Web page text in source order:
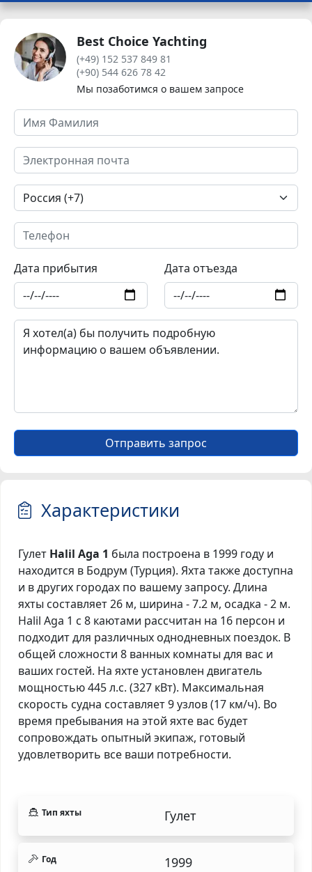
Best Choice Yachting
(+49) 152 537 849 81
(+90) 544 626 78 42
Мы позаботимся о вашем запросе
Дата прибытия Дата отъезда
Отправить запрос
Характеристики
Гулет Halil Aga 1 была построена в 1999 году и
находится в Бодрум (Турция). Яхта также доступна
и в других городах по вашему запросу. Длина
яхты составляет 26 м, ширина - 7.2 м, осадка - 2 м.
Halil Aga 1 с 8 каютами рассчитан на 16 персон и
подходит для различных однодневных поездок. В
общей сложности 8 ванных комнаты для вас и
ваших гостей. На яхте установлен двигатель
мощностью 445 л.с. (327 кВт). Максимальная
скорость судна составляет 9 узлов (17 км/ч). Во
время пребывания на этой яхте вас будет
сопровождать опытный экипаж, готовый
удовлетворить все ваши потребности.
Тип яхты Гулет
Год 1999